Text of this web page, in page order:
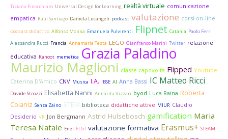
Tiziana Finocchiaro Universal Design for Learning realtà virtuale comunicazione
empatica Raúl Santiago Daniela Lucangeli podcast valutazione corsi on-line
podcast didattico Alfonso Molina Emanuela Pulvirenti Flipnet Catania Paolo Ferri
Alessandra Rucci Francia Annamaria Testa LEGO Gianfranco Marini Twitter relazione
educativa Kahoot memetica Grazia Paladino
Maurizio Maglioni classe capovolta Flipped Youtube
Caterina D'Amico CNV Musica I.A. IBSE AI Anna Bassi IC Matteo Ricci
Davide Strozzi Elisabetta Nanni Annarita Vizzari byod Luca Raina Roberta
Coianiz Senza Zaino STEM biblioteca didattiche attive MIUR Claudio
Desiderio VR Jon Bergmann Astrid Hulsebosch gamification Maria
Teresa Natale Enel FLGI valutazione formativa Erasmus+ STEAM